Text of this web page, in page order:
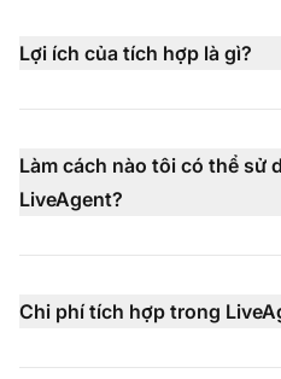
Lợi ích của tích hợp là gì?
Làm cách nào tôi có thể sử
LiveAgent?
Chi phí tích hợp trong